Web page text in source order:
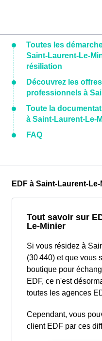
Toutes les
Saint-Laurent-Le-
résiliation
Découvrez les
professionnels à
Toute la
à Saint-Laurent-Le-
FAQ
EDF à Saint-Laurent-
Tout savoir sur
Le-Minier
Si vous résidez à
(30 440) et que vous
boutique pour
EDF, ce n'est
toutes les agences
Cependant, vous
client EDF par ces